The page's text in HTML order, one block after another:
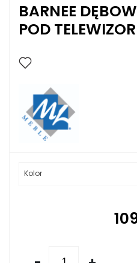
BARNEE
POD
Kolor